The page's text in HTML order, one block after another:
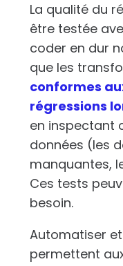
La qualité du
être testée
coder en dur
que les
conformes
régressions
en inspectant
données (les
manquantes,
Ces tests
besoin.
Automatiser
permettent